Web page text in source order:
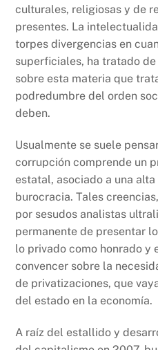
culturales, religiosas y de
presentes. La
torpes divergencias en
superficiales, ha tratado
sobre esta materia que
podredumbre del orden
deben.
Usualmente se suele
corrupción comprende un
estatal, asociado a una
burocracia. Tales
por sesudos analistas
permanente de presentar
lo privado como honrado y
convencer sobre la
de privatizaciones, que
del estado en la economía.
A raíz del estallido y